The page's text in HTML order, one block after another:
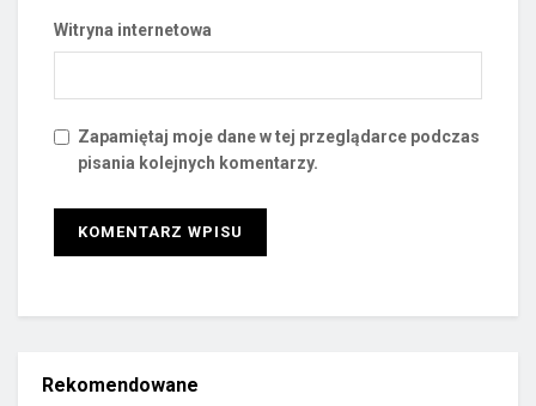
Witryna internetowa
Zapamiętaj moje dane w tej przeglądarce podczas
pisania kolejnych komentarzy.
Rekomendowane